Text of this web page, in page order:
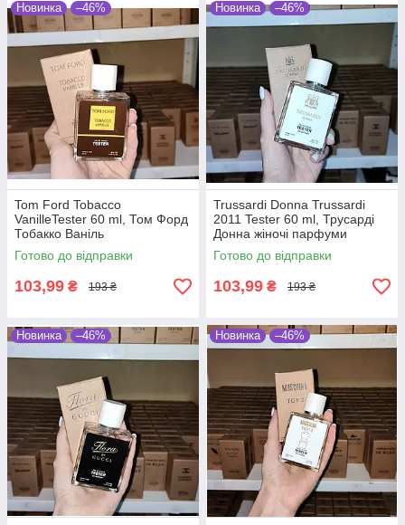
Новинка –46%
Tom Ford Tobacco
VanilleTester 60 ml, Том Форд
Тобакко Ваніль
Готово до відправки
103,99 ₴ 193 ₴
Новинка –46%
Trussardi Donna Trussardi
2011 Tester 60 ml, Трусарді
Донна жіночі парфуми
Готово до відправки
103,99 ₴ 193 ₴
Новинка –46% Новинка –46%